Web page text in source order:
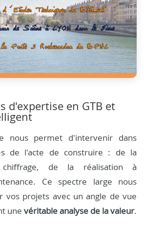
d'expertise en GTB et
nous permet d'intervenir dans
de l'acte de construire : de la
chiffrage, de la réalisation à
Ce spectre large nous
vos projets avec un angle de vue
une véritable analyse de la valeur.